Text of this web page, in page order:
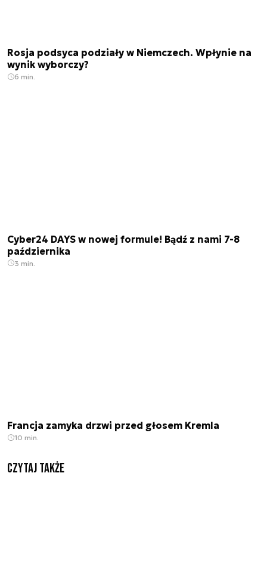
Rosja podsyca podziały w Niemczech. Wpłynie na
wynik wyborczy?
6 min.
Cyber24 DAYS w nowej formule! Bądź z nami 7-8
października
3 min.
Francja zamyka drzwi przed głosem Kremla
10 min.
Czytaj także